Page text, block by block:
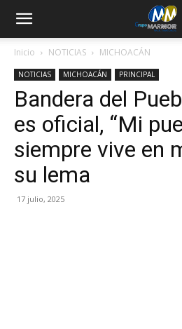
Inicio NOTICIAS MICHOACÁN
NOTICIAS MICHOACÁN PRINCIPAL
Bandera del
es oficial, “Mi
siempre vive en
su lema
17 julio, 2025